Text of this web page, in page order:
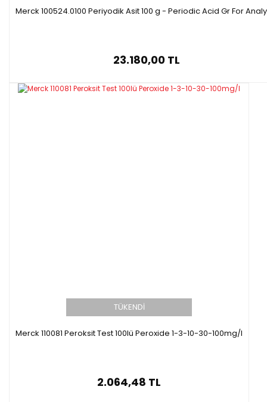
Merck 100524.0100 Periyodik Asit 100 g - Periodic Acid Gr For
23.180,00 TL
TÜKENDİ
Merck 110081 Peroksit Test 100lü Peroxide 1-3-10-30-100mg/l
2.064,48 TL